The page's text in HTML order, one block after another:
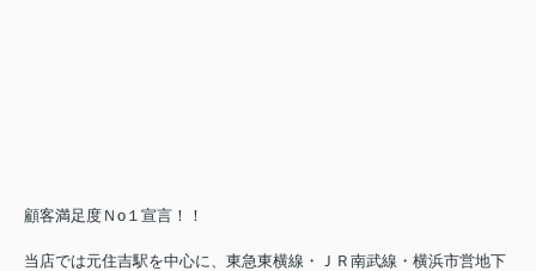
顧客満足度Ｎo１宣言！！
当店では元住吉駅を中心に、東急東横線・ＪＲ南武線・横浜市営地下